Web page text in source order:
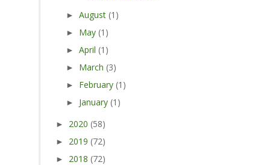
► August (1)
► May (1)
► April (1)
► March (3)
► February (1)
► January (1)
► 2020 (58)
► 2019 (72)
► 2018 (72)